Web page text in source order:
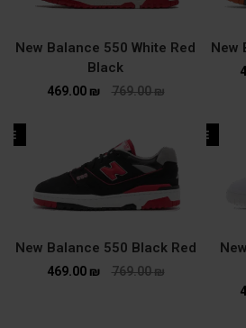
New
New Balance 550 White Red
Black
769.00₪
469.00 ₪
SALE
New Balance 550 Black Red
769.00₪
469.00 ₪